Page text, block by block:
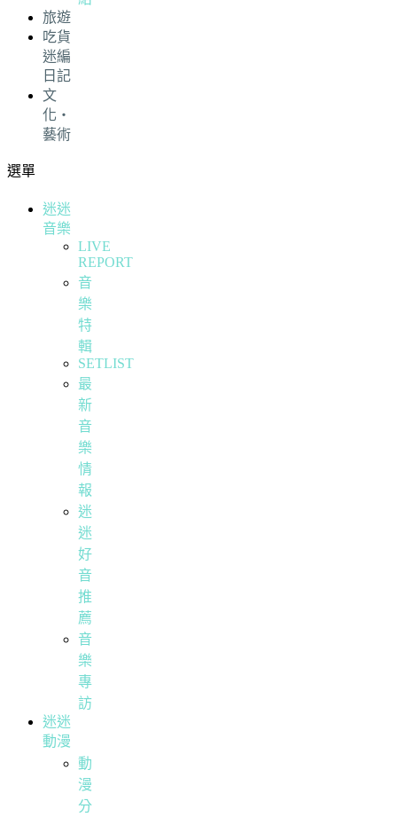
旅遊
吃貨
迷編
日記
文
化・
藝術
選單
迷迷
音樂
LIVE
REPORT
音
樂
特
輯
SETLIST
最
新
音
樂
情
報
迷
迷
好
音
推
薦
音
樂
專
訪
迷迷
動漫
動
漫
分